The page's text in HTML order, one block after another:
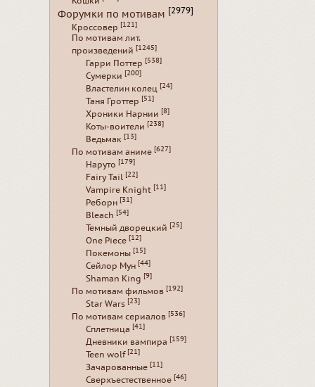
Форумки по мотивам [2979]
Кроссовер [121]
По мотивам лит.
произведений [1245]
Гарри Поттер [538]
Сумерки [200]
Властелин колец [24]
Таня Гроттер [51]
Хроники Нарнии [8]
Коты-воители [238]
Ведьмак [13]
По мотивам аниме [627]
Наруто [179]
Fairy Tail [22]
Vampire Knight [11]
Реборн [31]
Bleach [54]
Темный дворецкий [25]
One Piece [12]
Покемоны [15]
Сейлор Мун [44]
Shaman King [9]
По мотивам фильмов [192]
Star Wars [23]
По мотивам сериалов [536]
Сплетница [41]
Дневники вампира [159]
Teen wolf [21]
Зачарованные [11]
Сверхъестественное [46]